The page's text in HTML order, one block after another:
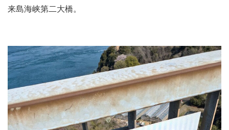
来島海峡第二大橋。